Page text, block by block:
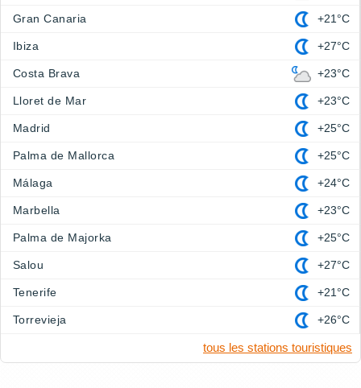
Gran Canaria +21°C
Ibiza +27°C
Costa Brava +23°C
Lloret de Mar +23°C
Madrid +25°C
Palma de Mallorca +25°C
Málaga +24°C
Marbella +23°C
Palma de Majorka +25°C
Salou +27°C
Tenerife +21°C
Torrevieja +26°C
tous les stations touristiques